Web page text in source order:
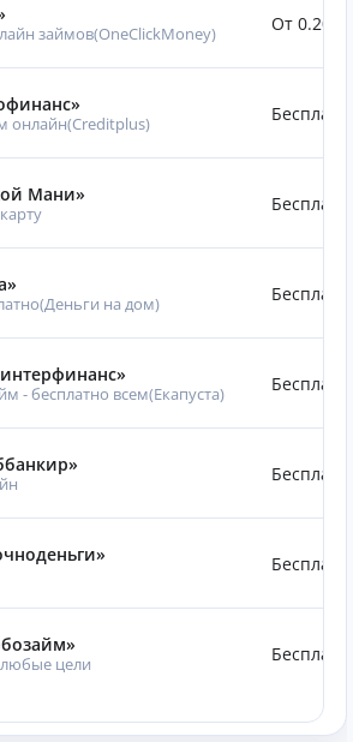
займов(OneClickMoney) От 0.20%
онлайн(Creditplus)
Мани»
на дом)
- бесплатно всем(Eкапуста)
цели